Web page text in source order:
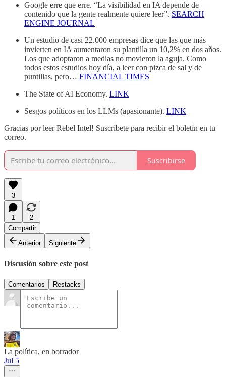
Google erre que erre. “La visibilidad en IA depende de
contenido que la gente realmente quiere leer”. SEARCH
ENGINE JOURNAL
Un estudio de casi 22.000 empresas dice que las que más
invierten en IA aumentaron su plantilla un 10,2% en dos años.
Los que adoptaron a medias no movieron la aguja. Como
todos estos estudios hoy día, a leer con pizca de sal y de
puntillas, pero… FINANCIAL TIMES
The State of AI Economy. LINK
Sesgos políticos en los LLMs (apasionante). LINK
Gracias por leer Rebel Intel! Suscríbete para recibir el boletín en tu
correo.
Suscribirse
3
1
2
Compartir
Anterior
Siguiente
Discusión sobre este post
Comentarios Restacks
La política, en borrador
Jul 5